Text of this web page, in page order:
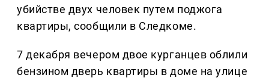
убийстве двух человек путем поджога
квартиры, сообщили в Следкоме.
7 декабря вечером двое курганцев облили
бензином дверь квартиры в доме на улице